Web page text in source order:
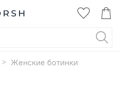
Женские ботинки